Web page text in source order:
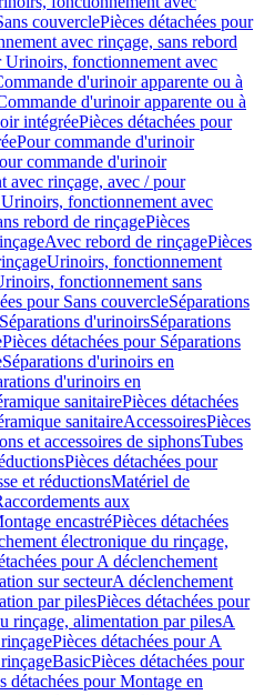
couverclePièces détachées pour
avec rinçage, sans rebord
Urinoirs, fonctionnement avec
d'urinoir apparente ou à
d'urinoir apparente ou à
intégréePièces détachées pour
Pour commande d'urinoir
commande d'urinoir
avec rinçage, avec / pour
fonctionnement avec
rebord de rinçagePièces
Avec rebord de rinçagePièces
Urinoirs, fonctionnement
fonctionnement sans
pour Sans couvercleSéparations
d'urinoirsSéparations
Pièces détachées pour Séparations
Séparations d'urinoirs en
d'urinoirs en
sanitairePièces détachées
sanitaireAccessoiresPièces
et accessoires de siphonsTubes
Pièces détachées pour
et réductionsMatériel de
aux
encastréPièces détachées
électronique du rinçage,
pour A déclenchement
sur secteurA déclenchement
par pilesPièces détachées pour
rinçage, alimentation par pilesA
Pièces détachées pour A
BasicPièces détachées pour
détachées pour Montage en